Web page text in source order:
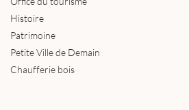
Histoire
Patrimoine
Petite Ville de Demain
Chaufferie bois